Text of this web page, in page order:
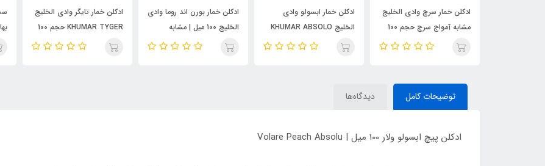
ادکلن خمار سرچ وادی الخلیج
مشابه آمواج سرچ حجم 100
میل | KHUMAR Search Eau
ادکلن خمار ابسولو وادی
الخلیج KHUMAR ABSOLO
حجم 100 میل | مشابه اورجینال
ادکلن خمار بورن اند روما وادی
الخلیج 100 میل | مشابه
اورجینال والنتینو بورن این
ادکلن خمار تایگر وادی الخلیج
KHUMAR TYGER حجم 100
میل | رایحه‌ای مشابه بولگاری
توضیحات کامل دیدگاه‌ها
ادکلن پیچ ابسولو ولار 100 میل | Volare Peach Absolu